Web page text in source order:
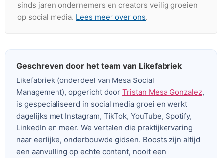
sinds jaren ondernemers en creators veilig groeien
op social media. Lees meer over ons.
Geschreven door het team van Likefabriek
Likefabriek (onderdeel van Mesa Social
Management), opgericht door Tristan Mesa Gonzalez,
is gespecialiseerd in social media groei en werkt
dagelijks met Instagram, TikTok, YouTube, Spotify,
LinkedIn en meer. We vertalen die praktijkervaring
naar eerlijke, onderbouwde gidsen. Boosts zijn altijd
een aanvulling op echte content, nooit een